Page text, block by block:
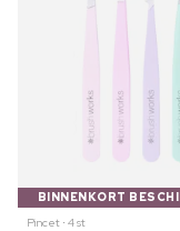
BINNENKORT
Pincet ⋅ 4 st